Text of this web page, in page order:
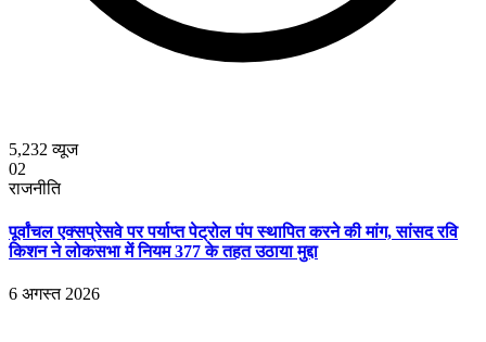
5,232 व्यूज
02
राजनीति
पूर्वांचल एक्सप्रेसवे पर पर्याप्त पेट्रोल पंप स्थापित करने की मांग, सांसद रवि
किशन ने लोकसभा में नियम 377 के तहत उठाया मुद्दा
6 अगस्त 2026